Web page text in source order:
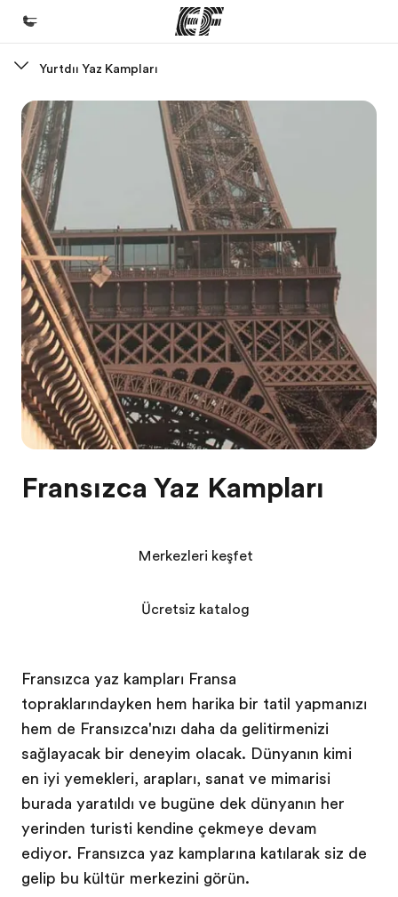
EF'e hoş geldiniz
Programlarımız
Tüm programlarımıza göz atın
Ofislerimiz
Size yakın bir EF ofisi bulun
Hakkımızda
Biz kimiz?
Kariyer
Ekibimize katılın
Yurtdışı Yaz Kampları
Fransızca Yaz Kampları
Fransızca yaz kampları Fransa
topraklarındayken hem harika bir tatil yapmanızı
hem de Fransızca'nızı daha da geliştirmenizi
sağlayacak bir deneyim olacak. Dünyanın kimi
en iyi yemekleri, şarapları, sanat ve mimarisi
burada yaratıldı ve bugüne dek dünyanın her
yerinden turisti kendine çekmeye devam
ediyor. Fransızca yaz kamplarına katılarak siz de
gelip bu kültür merkezini görün.
Merkezleri keşfet
Ücretsiz katalog